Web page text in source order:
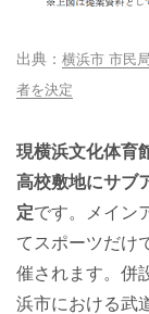
横浜市 市民
者を決定
現横浜文化体育
高校敷地にサブ
定です。メイン
てスポーツだけ
催されます。併
浜市における武